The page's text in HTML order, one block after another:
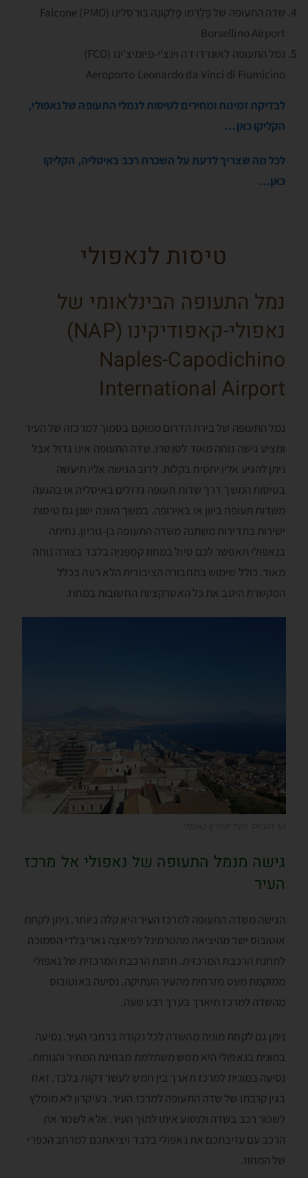
שדה התעופה של פָּלֶרְמו פָלְקונֶה בּורְסֶלינו (PMO) Falcone
Borsellino Airport
נמל התעופה לאונרדו דה וינצ'י-פיומיצ'ינו (FCO)
Aeroporto Leonardo da Vinci di Fiumicino
לבדיקת זמינות ומחירים לטיסות לנמלי התעופה של נאפולי,
הקליקו כאן…
לכל מה שצריך לדעת על השכרת רכב באיטליה, הקליקו
כאן…
טיסות לנאפולי
נמל התעופה הבינלאומי של
נאפולי-קאפודיקינו (NAP)
Naples-Capodichino
International Airport
נמל התעופה של בירת הדרום ממוקם בסמוך למרכזה של העיר
ומציע גישה נוחה מאוד לסנטרו. שדה התעופה אינו גדול אבל
ניתן להגיע אליו יחסית בקלות. לרוב הגישה אליו תיעשה
בטיסות המשך דרך שדות תעופה גדולים באיטליה או בהגעה
משדות תעופה ביוון או באירופה. במשך השנה ישנן גם טיסות
ישירות בתדירות משתנה משדה התעופה בן-גוריון. נחיתה
בנאפּולי תאפשר לכם טיול במחוז קמְפָּנְיָה בלבד בצורה נוחה
מאוד. כולל שימוש בתחבורה הציבורית הלא רעה בכלל
המקשרת היטב את כל האטרקציות החשובות במחוז.
גישה מנמל התעופה של נאפולי אל מרכז
העיר
הגישה משדה התעופה למרכז העיר היא קלה ביותר. ניתן לקחת
אוטובוס ישר מהיציאה מהטרמינל לפּיאצָה גאריבָּלְדי הסמוכה
לתחנת הרכבת המרכזית. תחנת הרכבת המרכזית של נאפּולי
ממוקמת מעט מזרחית מהעיר העתיקה. נסיעה באוטובוס
מהשדה למרכז תיארך בערך רבע שעה.
ניתן גם לקחת מונית מהשדה לכל נקודה ברחבי העיר. נסיעה
במונית בנאפּולי היא ממש משתלמת מבחינת המחיר והנוחות.
נסיעה במונית למרכז תארך בין חמש לעשר דקות בלבד. זאת
בגין קרבתו של שדה התעופה למרכז העיר. בעיקרון לא מומלץ
לשכור רכב בשדה ולנסוע איתו לתוך העיר. אלא לשכור את
הרכב עם עזיבתכם את נאפּולי בלבד ויציאתכם למרחב הכפרי
של המחוז.